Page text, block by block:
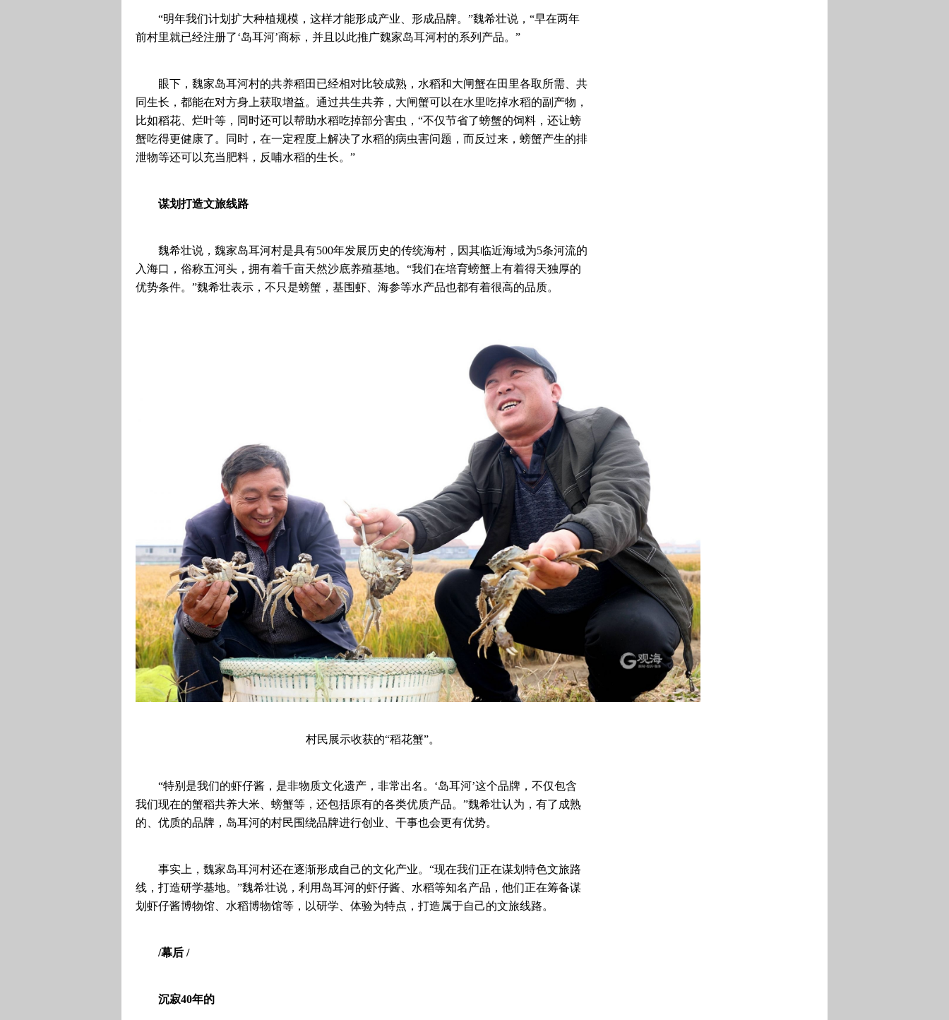
“明年我们计划扩大种植规模，这样才能形成产业、形成品牌。”魏希壮说，“早在两年
前村里就已经注册了‘岛耳河’商标，并且以此推广魏家岛耳河村的系列产品。”
眼下，魏家岛耳河村的共养稻田已经相对比较成熟，水稻和大闸蟹在田里各取所需、共
同生长，都能在对方身上获取增益。通过共生共养，大闸蟹可以在水里吃掉水稻的副产物，
比如稻花、烂叶等，同时还可以帮助水稻吃掉部分害虫，“不仅节省了螃蟹的饲料，还让螃
蟹吃得更健康了。同时，在一定程度上解决了水稻的病虫害问题，而反过来，螃蟹产生的排
泄物等还可以充当肥料，反哺水稻的生长。”
谋划打造文旅线路
魏希壮说，魏家岛耳河村是具有500年发展历史的传统海村，因其临近海域为5条河流的
入海口，俗称五河头，拥有着千亩天然沙底养殖基地。“我们在培育螃蟹上有着得天独厚的
优势条件。”魏希壮表示，不只是螃蟹，基围虾、海参等水产品也都有着很高的品质。
村民展示收获的“稻花蟹”。
“特别是我们的虾仔酱，是非物质文化遗产，非常出名。‘岛耳河’这个品牌，不仅包含
我们现在的蟹稻共养大米、螃蟹等，还包括原有的各类优质产品。”魏希壮认为，有了成熟
的、优质的品牌，岛耳河的村民围绕品牌进行创业、干事也会更有优势。
事实上，魏家岛耳河村还在逐渐形成自己的文化产业。“现在我们正在谋划特色文旅路
线，打造研学基地。”魏希壮说，利用岛耳河的虾仔酱、水稻等知名产品，他们正在筹备谋
划虾仔酱博物馆、水稻博物馆等，以研学、体验为特点，打造属于自己的文旅线路。
/幕后 /
沉寂40年的